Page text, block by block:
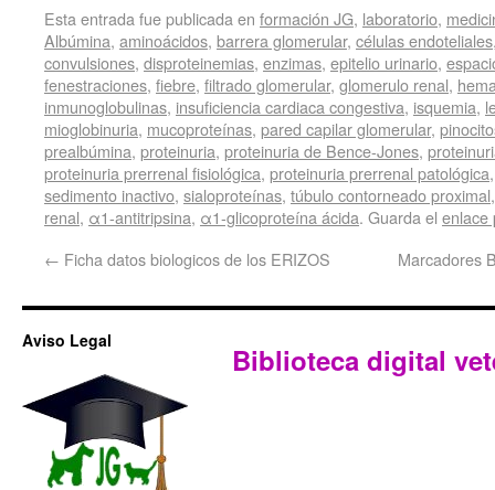
Esta entrada fue publicada en formación JG, laboratorio,
Albúmina, aminoácidos, barrera glomerular, células endoteliales
convulsiones, disproteinemias, enzimas, epitelio urinario,
fenestraciones, fiebre, filtrado glomerular, glomerulo renal,
inmunoglobulinas, insuficiencia cardiaca congestiva, isquemia,
mioglobinuria, mucoproteínas, pared capilar glomerular,
prealbúmina, proteinuria, proteinuria de Bence-Jones,
proteinuria prerrenal fisiológica, proteinuria prerrenal patológica
sedimento inactivo, sialoproteínas, túbulo contorneado proximal
renal, α1-antitripsina, α1-glicoproteína ácida. Guarda el enlace
← Ficha datos biologicos de los ERIZOS Marcadores
Aviso Legal
Biblioteca digital